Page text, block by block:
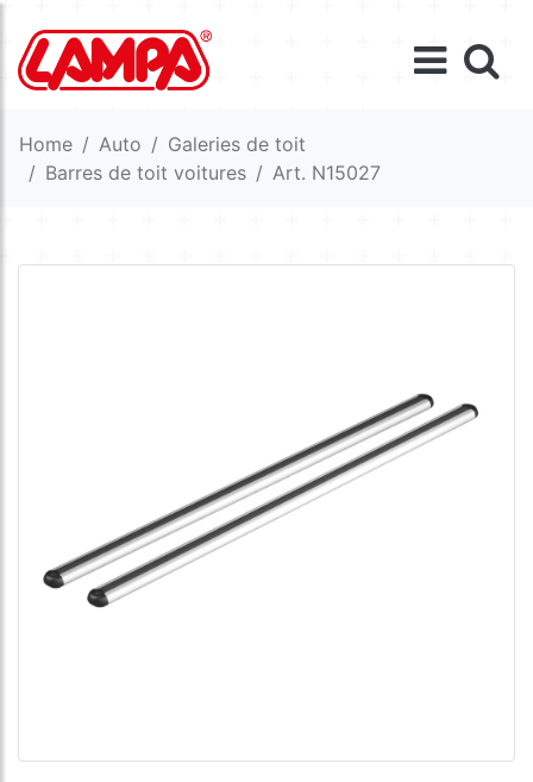
Home Auto
Galeries de toit
Barres de toit voitures
Art. N15027